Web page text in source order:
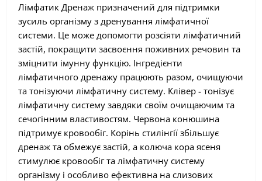
Лімфатик Дренаж призначений для підтримки
зусиль організму з дренування лімфатичної
системи. Це може допомогти розсіяти лімфатичний
застій, покращити засвоєння поживних речовин та
зміцнити імунну функцію. Інгредієнти
лімфатичного дренажу працюють разом, очищуючи
та тонізуючи лімфатичну систему. Клівер - тонізує
лімфатичну систему завдяки своїм очищаючим та
сечогінним властивостям. Червона конюшина
підтримує кровообіг. Корінь стилінгії збільшує
дренаж та обмежує застій, а колюча кора ясеня
стимулює кровообіг та лімфатичну систему
організму і особливо ефективна на слизових